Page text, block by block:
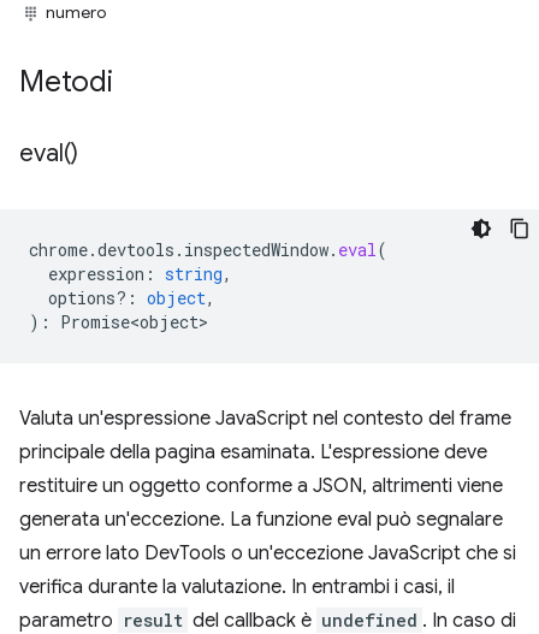
numero
Metodi
eval()
chrome.devtools . inspectedWindow. eval(
expression : string,
options? : object,
) : Promise<object>
Valuta un'espressione JavaScript nel contesto del frame
principale della pagina esaminata. L'espressione deve
restituire un oggetto conforme a JSON, altrimenti viene
generata un'eccezione. La funzione eval può segnalare
un errore lato DevTools o un'eccezione JavaScript che si
verifica durante la valutazione. In entrambi i casi, il
parametro result del callback è undefined . In caso di